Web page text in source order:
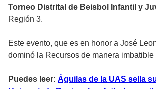
Torneo Distrital de Beisbol Infantil y
Región 3.
Este evento, que es en honor a José
dominó la Recursos de manera imbatible
Puedes leer: Águilas de la UAS sella